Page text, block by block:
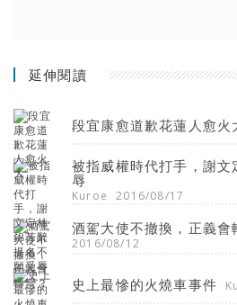
延伸閱讀
段宜康愈道歉花蓮人愈火
被指威權時代打手，謝
辱
Kuroe 2016/08/17
酒駕大使不撤換，正義會
2016/08/12
史上最慘的火燒車事件